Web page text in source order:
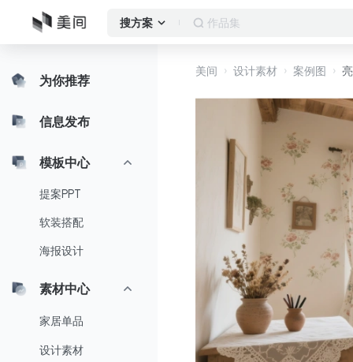
搜方案 作品集
为你推荐
信息发布
模板中心
提案PPT
软装搭配
海报设计
素材中心
家居单品
设计素材
美间 设计素材 案例图